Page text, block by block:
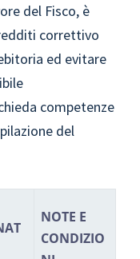
del Fisco, è
correttivo
ed evitare
competenze
del
NOTE E
CONDIZIO